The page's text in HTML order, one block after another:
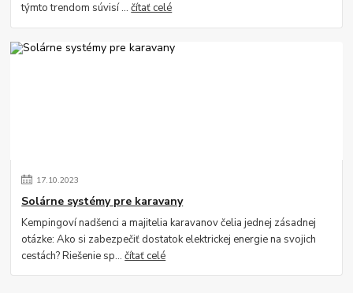
týmto trendom súvisí ...čítať celé
17.10.2023
Solárne systémy pre karavany
Kempingoví nadšenci a majitelia karavanov čelia jednej zásadnej
otázke: Ako si zabezpečiť dostatok elektrickej energie na svojich
cestách? Riešenie sp...čítať celé